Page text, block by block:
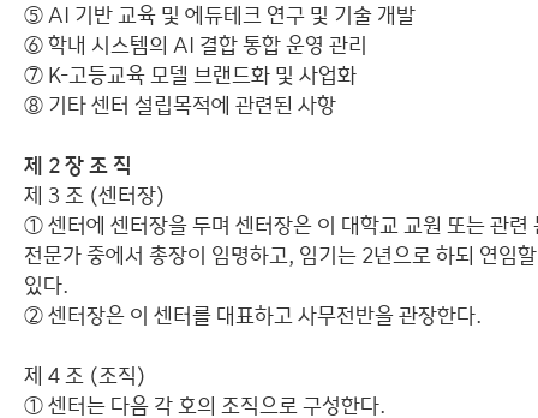
⑤ AI 기반 교육 및 에듀테크 연구 및 기술 개발
⑥ 학내 시스템의 AI 결합 통합 운영 관리
⑦ K-고등교육 모델 브랜드화 및 사업화
⑧ 기타 센터 설립목적에 관련된 사항
제 2 장 조 직
제 3 조 (센터장)
① 센터에 센터장을 두며 센터장은 이 대학교 교원 또는 관련
전문가 중에서 총장이 임명하고, 임기는 2년으로 하되 연임
있다.
② 센터장은 이 센터를 대표하고 사무전반을 관장한다.
제 4 조 (조직)
① 센터는 다음 각 호의 조직으로 구성한다.